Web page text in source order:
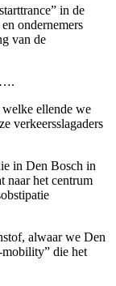
in de
ondernemers
van de
ellende we
verkeersslagaders
in Den Bosch in
naar het centrum
alwaar we Den
mobility” die het